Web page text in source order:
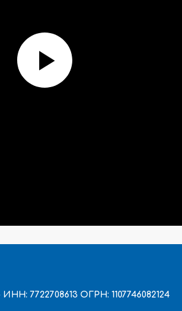
7722708613 ОГРН: 1107746082124